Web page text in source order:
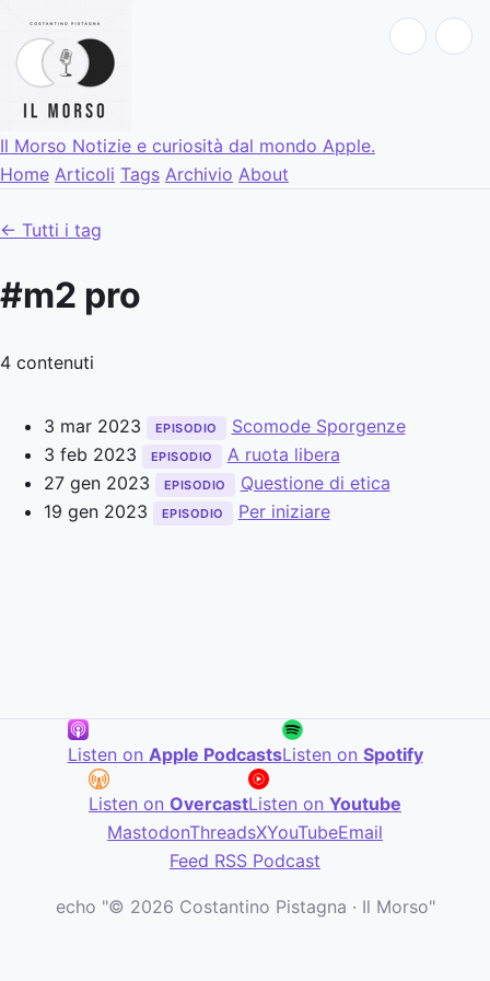
Il Morso Notizie e curiosità dal mondo Apple.
Home Articoli Tags Archivio About
← Tutti i tag
#m2 pro
4 contenuti
3 mar 2023 EPISODIO
Scomode Sporgenze
3 feb 2023
EPISODIO
A ruota libera
27 gen 2023
EPISODIO
Questione di etica
19 gen 2023
EPISODIO Per iniziare
Listen on Apple PodcastsListen on Spotify
Listen on OvercastListen on Youtube
MastodonThreadsXYouTubeEmail
Feed RSS Podcast
echo "© 2026 Costantino Pistagna · Il Morso"